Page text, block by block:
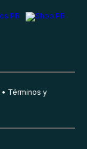
Términos y